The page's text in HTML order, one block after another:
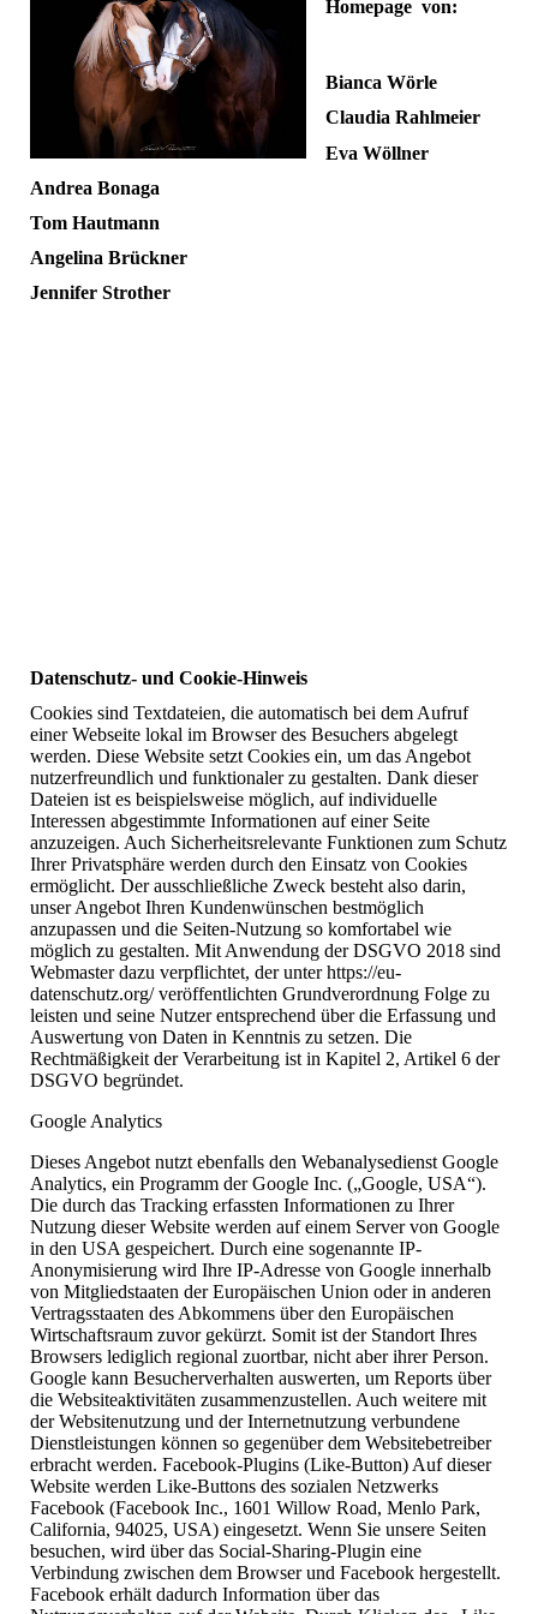
Homepage von:
Bianca Wörle
Claudia Rahlmeier
Eva Wöllner
Andrea Bonaga
Tom Hautmann
Angelina Brückner
Jennifer Strother
Datenschutz- und Cookie-Hinweis
Cookies sind Textdateien, die automatisch bei dem Aufruf
einer Webseite lokal im Browser des Besuchers abgelegt
werden. Diese Website setzt Cookies ein, um das Angebot
nutzerfreundlich und funktionaler zu gestalten. Dank dieser
Dateien ist es beispielsweise möglich, auf individuelle
Interessen abgestimmte Informationen auf einer Seite
anzuzeigen. Auch Sicherheitsrelevante Funktionen zum Schutz
Ihrer Privatsphäre werden durch den Einsatz von Cookies
ermöglicht. Der ausschließliche Zweck besteht also darin,
unser Angebot Ihren Kundenwünschen bestmöglich
anzupassen und die Seiten-Nutzung so komfortabel wie
möglich zu gestalten. Mit Anwendung der DSGVO 2018 sind
Webmaster dazu verpflichtet, der unter https://eu-
datenschutz.org/ veröffentlichten Grundverordnung Folge zu
leisten und seine Nutzer entsprechend über die Erfassung und
Auswertung von Daten in Kenntnis zu setzen. Die
Rechtmäßigkeit der Verarbeitung ist in Kapitel 2, Artikel 6 der
DSGVO begründet.
Google Analytics
Dieses Angebot nutzt ebenfalls den Webanalysedienst Google
Analytics, ein Programm der Google Inc. („Google, USA“).
Die durch das Tracking erfassten Informationen zu Ihrer
Nutzung dieser Website werden auf einem Server von Google
in den USA gespeichert. Durch eine sogenannte IP-
Anonymisierung wird Ihre IP-Adresse von Google innerhalb
von Mitgliedstaaten der Europäischen Union oder in anderen
Vertragsstaaten des Abkommens über den Europäischen
Wirtschaftsraum zuvor gekürzt. Somit ist der Standort Ihres
Browsers lediglich regional zuortbar, nicht aber ihrer Person.
Google kann Besucherverhalten auswerten, um Reports über
die Websiteaktivitäten zusammenzustellen. Auch weitere mit
der Websitenutzung und der Internetnutzung verbundene
Dienstleistungen können so gegenüber dem Websitebetreiber
erbracht werden. Facebook-Plugins (Like-Button) Auf dieser
Website werden Like-Buttons des sozialen Netzwerks
Facebook (Facebook Inc., 1601 Willow Road, Menlo Park,
California, 94025, USA) eingesetzt. Wenn Sie unsere Seiten
besuchen, wird über das Social-Sharing-Plugin eine
Verbindung zwischen dem Browser und Facebook hergestellt.
Facebook erhält dadurch Information über das